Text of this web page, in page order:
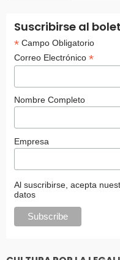
Suscribirse al
*Campo Obligatorio
Correo Electrónico *
Nombre Completo
Empresa
Al suscribirse, acepta
datos